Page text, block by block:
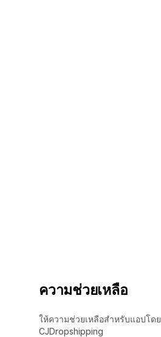
ความช่วยเหลือ
ให้ความช่วยเหลือสำหรับแอปโดย
CJDropshipping